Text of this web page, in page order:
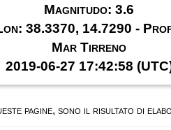
Magnitudo: 3.6
38.3370, 14.7290 -
Mar Tirreno
2019-06-27 17:42:58
pagine, sono il risultato di